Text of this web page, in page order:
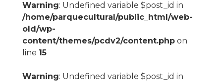
Warning: Undefined variable $post_id in
/home/parquecultural/public_html/web-
old/wp-
content/themes/pcdv2/content.phpon
line 15
Warning: Undefined variable $post_id in